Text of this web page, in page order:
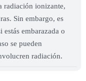
radiación ionizante,
Sin embargo, es
embarazada o
se pueden
radiación.